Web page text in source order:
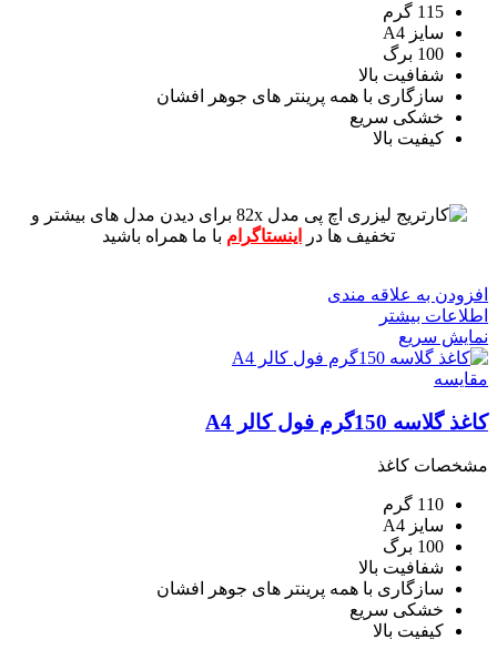
115 گرم
سایز A4
100 برگ
شفافیت بالا
سازگاری با همه پرینتر های جوهر افشان
خشکی سریع
کیفیت بالا
برای دیدن مدل های بیشتر و
تخفیف ها در
اینستاگرام با ما همراه باشید
افزودن به علاقه مندی
اطلاعات بیشتر
نمایش سریع
مقايسه
کاغذ گلاسه 150گرم فول کالر A4
مشخصات کاغذ
110 گرم
سایز A4
100 برگ
شفافیت بالا
سازگاری با همه پرینتر های جوهر افشان
خشکی سریع
کیفیت بالا